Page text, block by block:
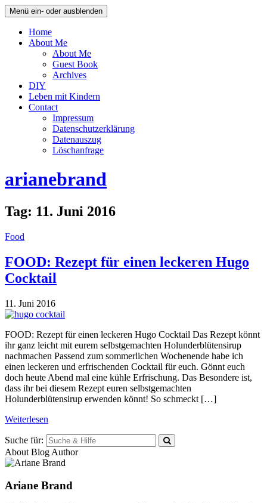
Menü ein- oder ausblenden
Home
About Me
About Me
Guest Book
Archives
DIY
Leben mit Kindern
Contact
Impressum
Datenschutzerklärung
Datenauszug
Löschanfrage
arianebrand
Tag: 11. Juni 2016
Food
FOOD: Rezept für einen leckeren Hugo
Cocktail
11. Juni 2016
FOOD: Rezept für einen leckeren Hugo Cocktail Das Rezept könnt
ihr ganz leicht mit eurem selbstgemachten Holunderblütensirup
nachmachen Passend zum sommerlichen Wochenende habe ich
einen leckeren und erfrischenden Cocktail für euch. Gönnt euch
doch heute Abend mal eine kühle Erfrischung. Das Besondere ist,
dass ihr bei diesem Rezept euren selbstgemachten
Holunderblütensirup erwenden könnt! So schmeckt […]
Weiterlesen
Suche für:
About Blog Author
Ariane Brand